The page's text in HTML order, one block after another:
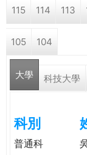
學a
r
e
e
115 114 113
105 104
大學 科技大學
科別
普通科